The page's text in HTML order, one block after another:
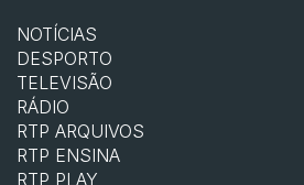
NOTÍCIAS
DESPORTO
TELEVISÃO
RÁDIO
RTP ARQUIVOS
RTP ENSINA
RTP PLAY